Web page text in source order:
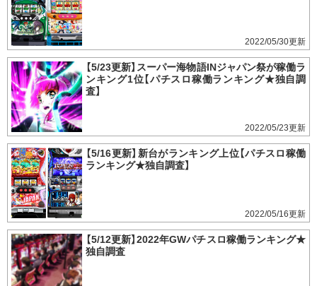
2022/05/30
【5/23更新】スーパー海物語INジャパン祭が稼働ラ
ンキング1位【パチスロ稼働ランキング★独自調
査】
2022/05/23
【5/16更新】新台がランキング上位【パチスロ稼働
ランキング★独自調査】
2022/05/16
【5/12更新】2022年GWパチスロ稼働ランキング★
独自調査